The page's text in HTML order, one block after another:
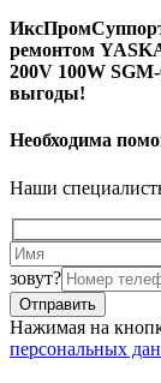
ремонтом
200V 100W
выгоды!
Необходима
Наши
зовут?
Нажимая на
персональных